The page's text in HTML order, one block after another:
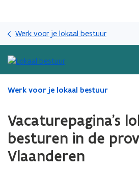
gaan
Werk voor je lokaal bestuur
Gedaan
bevindt
zich
op:
Vacaturepagina's
Werk voor je lokaal bestuur
Vacaturepagina's
besturen in de
Vlaanderen